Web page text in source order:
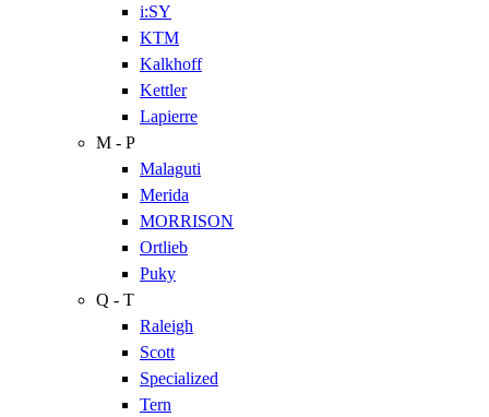
i:SY
KTM
Kalkhoff
Kettler
Lapierre
M - P
Malaguti
Merida
MORRISON
Ortlieb
Puky
Q - T
Raleigh
Scott
Specialized
Tern